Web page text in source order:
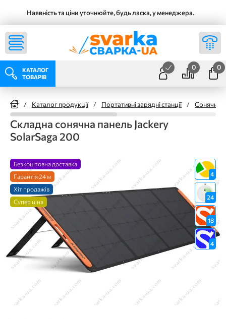
Наявність та ціни уточнюйте, будь ласка, у менеджера.
КАТАЛОГ
ТОВАРІВ
0 0
/ Каталог продукції / Портативні зарядні станції / Сонячні
Складна сонячна панель Jackery
SolarSaga 200
Безкоштовна доставка
Гарантія 24 м
Хіт продажів
Супер ціна
4
24
18
4